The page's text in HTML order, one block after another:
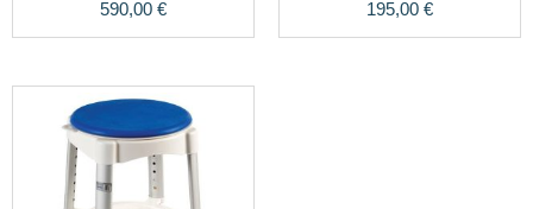
590,00 € 195,00 €